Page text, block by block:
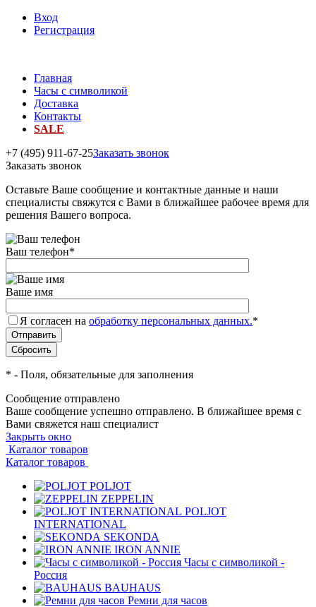
Вход
Регистрация
Главная
Часы с символикой
Доставка
Контакты
SALE
+7 (495) 911-67-25Заказать звонок
Заказать звонок
Оставьте Ваше сообщение и контактные данные и наши
специалисты свяжутся с Вами в ближайшее рабочее время для
решения Вашего вопроса.
Ваш телефон*
Ваше имя
Я согласен на обработку персональных данных.*
* - Поля, обязательные для заполнения
Сообщение отправлено
Ваше сообщение успешно отправлено. В ближайшее время с
Вами свяжется наш специалист
Закрыть окно
Каталог товаров
Каталог товаров
POLJOT
ZEPPELIN
POLJOT
INTERNATIONAL
SEKONDA
IRON ANNIE
Часы с символикой -
Россия
BAUHAUS
Ремни для часов